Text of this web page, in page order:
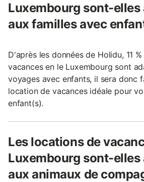
Luxembourg sont-elles
aux familles avec
D'après les données de Holidu, 11
vacances en le Luxembourg sont
voyages avec enfants, il sera donc
location de vacances idéale pour
enfant(s).
Les locations de
Luxembourg sont-elles
aux animaux de